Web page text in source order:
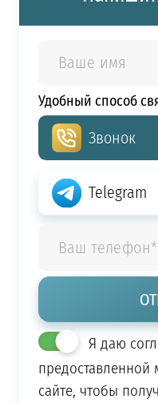
Удобный способ
Звонок
Telegram
Я даю
сайте, чтобы